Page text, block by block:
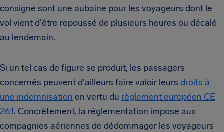
consigne sont une aubaine pour les voyageurs dont le
vol vient d'être repoussé de plusieurs heures ou décalé
au lendemain.
Si un tel cas de figure se produit, les passagers
concernés peuvent d'ailleurs faire valoir leurs droits à
une indemnisation en vertu du règlement européen CE
261. Concrètement, la réglementation impose aux
compagnies aériennes de dédommager les voyageurs